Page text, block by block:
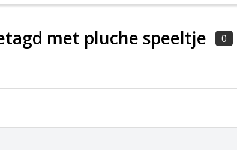
met pluche speeltje 0